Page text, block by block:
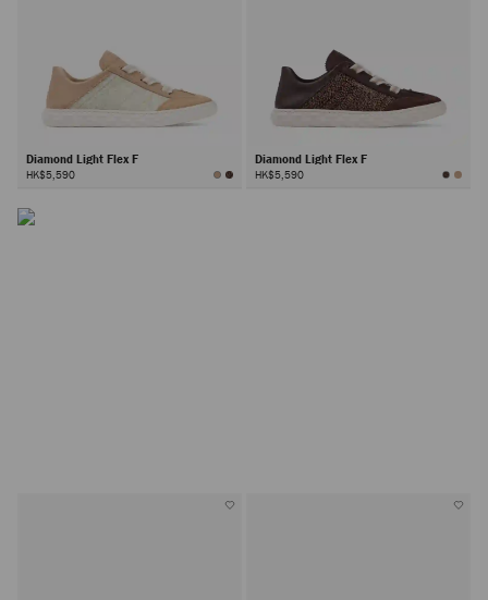
Diamond Light Flex F
HK$5,590
Diamond Light Flex F
HK$5,590